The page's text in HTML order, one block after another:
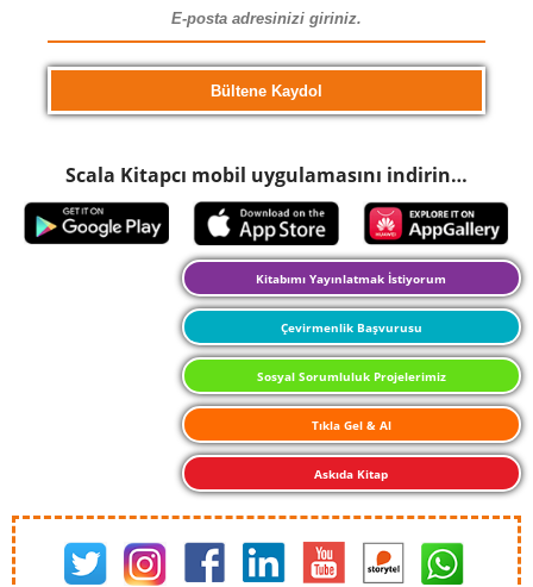
Scala Kitapcı mobil uygulamasını indirin…
Kitabımı Yayınlatmak İstiyorum
Çevirmenlik Başvurusu
Sosyal Sorumluluk Projelerimiz
Tıkla Gel & Al
Askıda Kitap